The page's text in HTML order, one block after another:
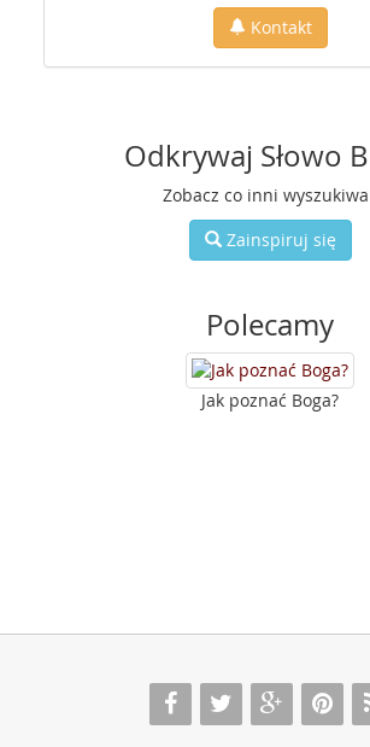
Kontakt
Odkrywaj Słowo
Zobacz co inni
Zainspiruj się
Polecamy
Jak poznać Boga?